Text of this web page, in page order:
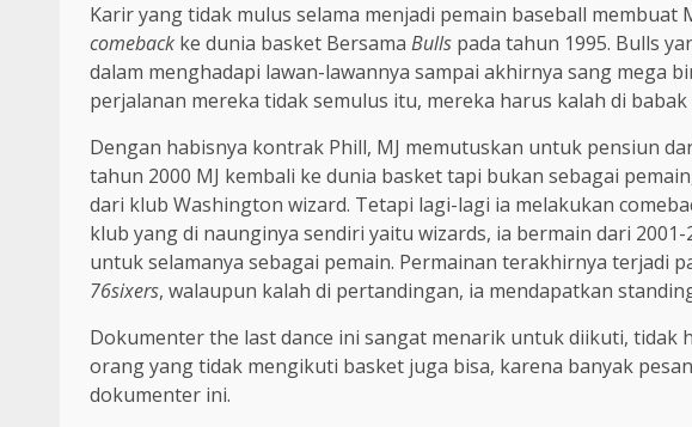
Karir yang tidak mulus selama menjadi pemain baseball membuat
comeback ke dunia basket Bersama Bulls pada tahun 1995. Bulls
dalam menghadapi lawan-lawannya sampai akhirnya sang mega
perjalanan mereka tidak semulus itu, mereka harus kalah di
Dengan habisnya kontrak Phill, MJ memutuskan untuk pensiun
tahun 2000 MJ kembali ke dunia basket tapi bukan sebagai
dari klub Washington wizard. Tetapi lagi-lagi ia melakukan
klub yang di naunginya sendiri yaitu wizards, ia bermain dari
untuk selamanya sebagai pemain. Permainan terakhirnya terjadi
76sixers, walaupun kalah di pertandingan, ia mendapatkan
Dokumenter the last dance ini sangat menarik untuk diikuti, tidak
orang yang tidak mengikuti basket juga bisa, karena banyak
dokumenter ini.